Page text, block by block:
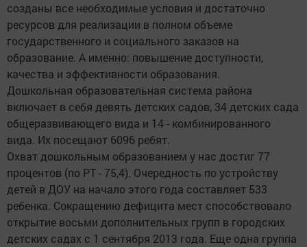
созданы все необходимые условия и достаточно
ресурсов для реализации в полном объеме
государственного и социального заказов на
образование. А именно: повышение доступности,
качества и эффективности образования.
Дошкольная образовательная система района
включает в себя девять детских садов, 34 детских сада
общеразвивающего вида и 14 - комбинированного
вида. Их посещают 6096 ребят.
Охват дошкольным образованием у нас достиг 77
процентов (по РТ - 75,4). Очередность по устройству
детей в ДОУ на начало этого года составляет 533
ребенка. Сокращению дефицита мест способствовало
открытие восьми дополнительных групп в городских
детских садах с 1 сентября 2013 года. Еще одна группа